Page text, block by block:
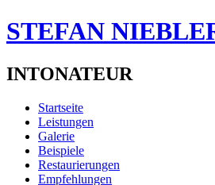
STEFAN
INTONATEUR
Startseite
Leistungen
Galerie
Beispiele
Restaurierungen
Empfehlungen